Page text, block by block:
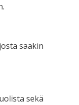
saakin
sekä